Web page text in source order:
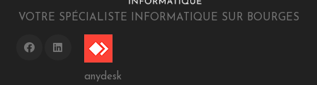
VOTRE SPÉCIALISTE INFORMATIQUE SUR BOURGES
anydesk